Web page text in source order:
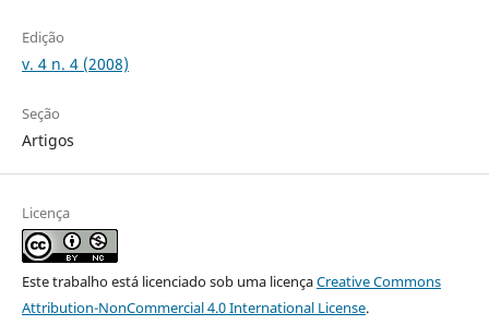
Edição
v. 4 n. 4 (2008)
Seção
Artigos
Licença
Este trabalho está licenciado sob uma licençaCreative Commons
Attribution-NonCommercial 4.0 International License.